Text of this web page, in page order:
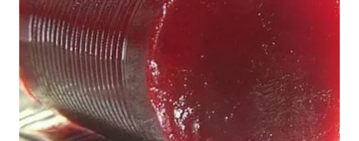
WN
KALTENG
WN
KALTARA
WN